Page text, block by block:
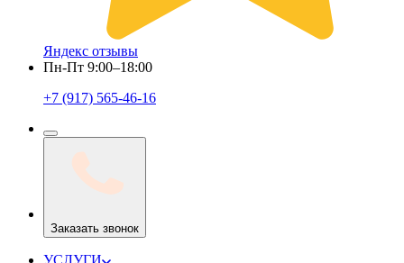
Яндекс отзывы
Пн-Пт 9:00–18:00
+7 (917) 565-46-16
Заказать звонок
УСЛУГИ